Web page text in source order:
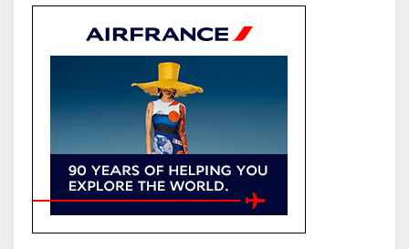
l’identité de Bombé Marcel auprès
de la communauté Babongo
Gabon : AGL confirme son
positionnement de partenaire de
référence pour les grands projets
industriels et d’infrastructures du
pays